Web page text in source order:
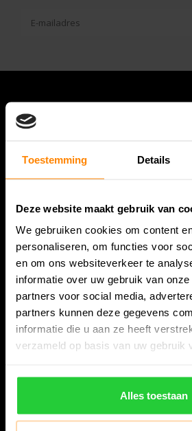
Toestemming Details
Deze website maakt gebruik van
We gebruiken cookies om content
personaliseren, om functies voor
en om ons websiteverkeer te
informatie over uw gebruik van
partners voor social media,
partners kunnen deze gegevens
informatie die u aan ze heeft
verzameld op basis van uw gebruik
Alles toestaan
Bespanracket.nl is dé
omstreken.
Snijdersstraat 6
8224 AA Lelystad
Nederland